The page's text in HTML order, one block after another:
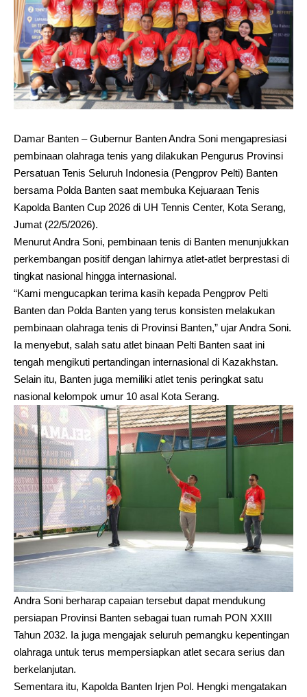
Damar Banten – Gubernur Banten Andra Soni mengapresiasi
pembinaan olahraga tenis yang dilakukan Pengurus Provinsi
Persatuan Tenis Seluruh Indonesia (Pengprov Pelti) Banten
bersama Polda Banten saat membuka Kejuaraan Tenis
Kapolda Banten Cup 2026 di UH Tennis Center, Kota Serang,
Jumat (22/5/2026).
Menurut Andra Soni, pembinaan tenis di Banten menunjukkan
perkembangan positif dengan lahirnya atlet-atlet berprestasi di
tingkat nasional hingga internasional.
“Kami mengucapkan terima kasih kepada Pengprov Pelti
Banten dan Polda Banten yang terus konsisten melakukan
pembinaan olahraga tenis di Provinsi Banten,” ujar Andra Soni.
Ia menyebut, salah satu atlet binaan Pelti Banten saat ini
tengah mengikuti pertandingan internasional di Kazakhstan.
Selain itu, Banten juga memiliki atlet tenis peringkat satu
nasional kelompok umur 10 asal Kota Serang.
Andra Soni berharap capaian tersebut dapat mendukung
persiapan Provinsi Banten sebagai tuan rumah PON XXIII
Tahun 2032. Ia juga mengajak seluruh pemangku kepentingan
olahraga untuk terus mempersiapkan atlet secara serius dan
berkelanjutan.
Sementara itu, Kapolda Banten Irjen Pol. Hengki mengatakan